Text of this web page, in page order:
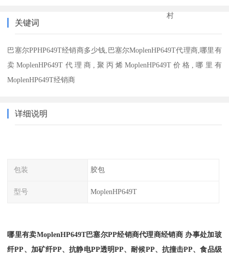
村
关键词
巴塞尔PPHP649T经销商多少钱,巴塞尔MoplenHP649T代理商,哪里有
卖MoplenHP649T代理商,聚丙烯MoplenHP649T价格,哪里有
MoplenHP649T经销商
详细说明
包装 胶包
型号 MoplenHP649T
哪里有卖MoplenHP649T巴塞尔PP经销商代理商经销商 办事处加玻
纤PP、加矿纤PP、抗静电PP透明PP、耐候PP、抗撞击PP、食品级